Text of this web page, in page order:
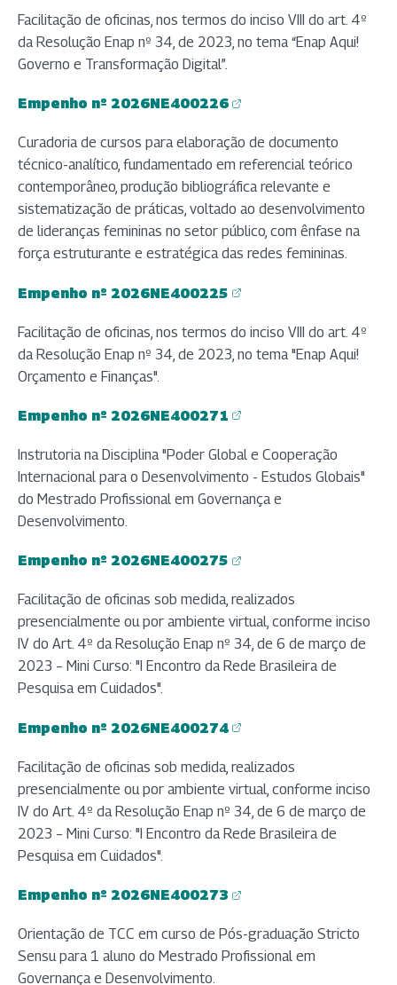
Facilitação de oficinas, nos termos do inciso VIII do art. 4º
da Resolução Enap nº 34, de 2023, no tema “Enap Aqui!
Governo e Transformação Digital”.
Empenho nº 2026NE400226
(abre em nova aba)
Curadoria de cursos para elaboração de documento
técnico-analítico, fundamentado em referencial teórico
contemporâneo, produção bibliográfica relevante e
sistematização de práticas, voltado ao desenvolvimento
de lideranças femininas no setor público, com ênfase na
força estruturante e estratégica das redes femininas.
Empenho nº 2026NE400225
(abre em nova aba)
Facilitação de oficinas, nos termos do inciso VIII do art. 4º
da Resolução Enap nº 34, de 2023, no tema "Enap Aqui!
Orçamento e Finanças".
Empenho nº 2026NE400271
(abre em nova aba)
Instrutoria na Disciplina "Poder Global e Cooperação
Internacional para o Desenvolvimento - Estudos Globais"
do Mestrado Profissional em Governança e
Desenvolvimento.
Empenho nº 2026NE400275
(abre em nova aba)
Facilitação de oficinas sob medida, realizados
presencialmente ou por ambiente virtual, conforme inciso
IV do Art. 4º da Resolução Enap nº 34, de 6 de março de
2023 – Mini Curso: "I Encontro da Rede Brasileira de
Pesquisa em Cuidados".
Empenho nº 2026NE400274
(abre em nova aba)
Facilitação de oficinas sob medida, realizados
presencialmente ou por ambiente virtual, conforme inciso
IV do Art. 4º da Resolução Enap nº 34, de 6 de março de
2023 – Mini Curso: "I Encontro da Rede Brasileira de
Pesquisa em Cuidados".
Empenho nº 2026NE400273
(abre em nova aba)
Orientação de TCC em curso de Pós-graduação Stricto
Sensu para 1 aluno do Mestrado Profissional em
Governança e Desenvolvimento.